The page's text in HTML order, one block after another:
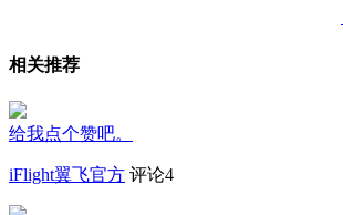
相关推荐
给我点个赞吧。
iFlight翼飞官方 评论4